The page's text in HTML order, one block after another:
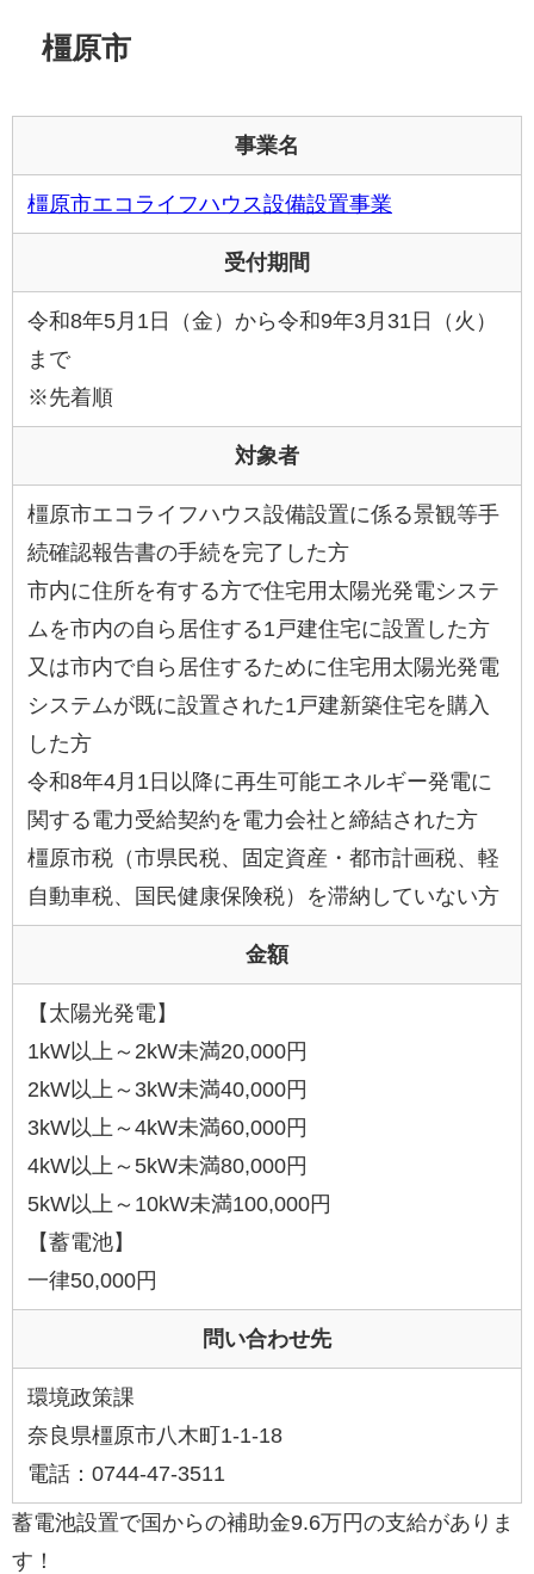
橿原市
事業名
橿原市エコライフハウス設備設置事業
受付期間
令和8年5月1日（金）から令和9年3月31日（火）
まで
※先着順
対象者
橿原市エコライフハウス設備設置に係る景観等手
続確認報告書の手続を完了した方
市内に住所を有する方で住宅用太陽光発電システ
ムを市内の自ら居住する1戸建住宅に設置した方
又は市内で自ら居住するために住宅用太陽光発電
システムが既に設置された1戸建新築住宅を購入
した方
令和8年4月1日以降に再生可能エネルギー発電に
関する電力受給契約を電力会社と締結された方
橿原市税（市県民税、固定資産・都市計画税、軽
自動車税、国民健康保険税）を滞納していない方
金額
【太陽光発電】
1kW以上～2kW未満20,000円
2kW以上～3kW未満40,000円
3kW以上～4kW未満60,000円
4kW以上～5kW未満80,000円
5kW以上～10kW未満100,000円
【蓄電池】
一律50,000円
問い合わせ先
環境政策課
奈良県橿原市八木町1-1-18
電話：0744-47-3511
蓄電池設置で国からの補助金9.6万円の支給がありま
す！